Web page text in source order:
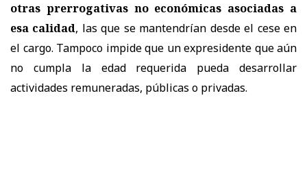
otras prerrogativas no económicas asociadas a
esa calidad, las que se mantendrían desde el cese en
el cargo. Tampoco impide que un expresidente que aún
no cumpla la edad requerida pueda desarrollar
actividades remuneradas, públicas o privadas.